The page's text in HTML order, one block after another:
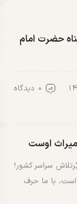
حضرت امام
0 دیدگاه
میراث اوست
سراسر کشور!
با ما حرف